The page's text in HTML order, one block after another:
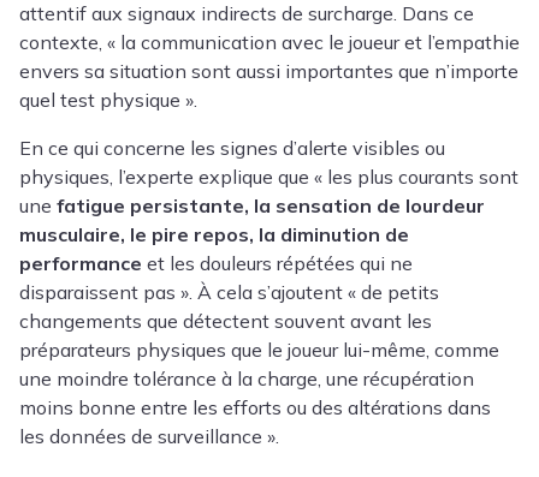
attentif aux signaux indirects de surcharge. Dans ce
contexte, « la communication avec le joueur et l’empathie
envers sa situation sont aussi importantes que n’importe
quel test physique ».
En ce qui concerne les signes d’alerte visibles ou
physiques, l’experte explique que « les plus courants sont
une fatigue persistante, la sensation de lourdeur
musculaire, le pire repos, la diminution de
performance et les douleurs répétées qui ne
disparaissent pas ». À cela s’ajoutent « de petits
changements que détectent souvent avant les
préparateurs physiques que le joueur lui-même, comme
une moindre tolérance à la charge, une récupération
moins bonne entre les efforts ou des altérations dans
les données de surveillance ».